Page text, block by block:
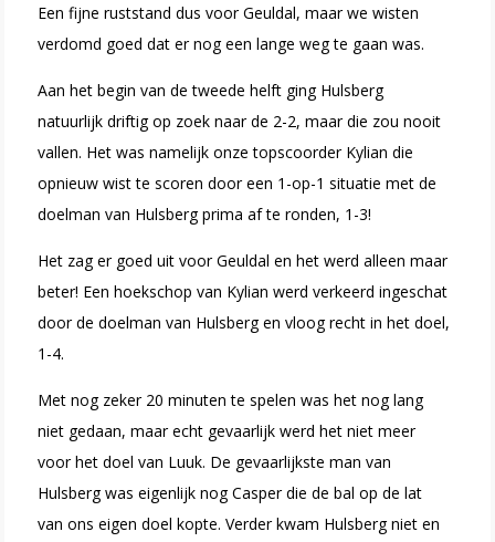
Een fijne ruststand dus voor Geuldal, maar we wisten
verdomd goed dat er nog een lange weg te gaan was.
Aan het begin van de tweede helft ging Hulsberg
natuurlijk driftig op zoek naar de 2-2, maar die zou nooit
vallen. Het was namelijk onze topscoorder Kylian die
opnieuw wist te scoren door een 1-op-1 situatie met de
doelman van Hulsberg prima af te ronden, 1-3!
Het zag er goed uit voor Geuldal en het werd alleen maar
beter! Een hoekschop van Kylian werd verkeerd ingeschat
door de doelman van Hulsberg en vloog recht in het doel,
1-4.
Met nog zeker 20 minuten te spelen was het nog lang
niet gedaan, maar echt gevaarlijk werd het niet meer
voor het doel van Luuk. De gevaarlijkste man van
Hulsberg was eigenlijk nog Casper die de bal op de lat
van ons eigen doel kopte. Verder kwam Hulsberg niet en